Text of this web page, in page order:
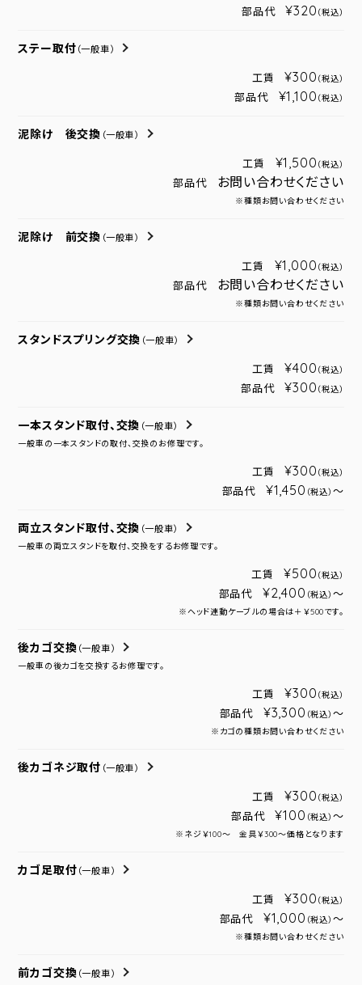
部品代 ¥320 （税込）
ステー取付 （一般車）
工賃 ¥300 （税込）
部品代 ¥1,100 （税込）
泥除け 後交換 （一般車）
工賃 ¥1,500 （税込）
部品代 お問い合わせください
※種類お問い合わせください
泥除け 前交換 （一般車）
工賃 ¥1,000 （税込）
部品代 お問い合わせください
※種類お問い合わせください
スタンドスプリング交換 （一般車）
工賃 ¥400 （税込）
部品代 ¥300 （税込）
一本スタンド取付、交換 （一般車）
一般車の一本スタンドの取付、交換のお修理です。
工賃 ¥300 （税込）
部品代 ¥1,450 （税込） ～
両立スタンド取付、交換 （一般車）
一般車の両立スタンドを取付、交換をするお修理です。
工賃 ¥500 （税込）
部品代 ¥2,400 （税込） ～
※ヘッド連動ケーブルの場合は＋￥500です。
後カゴ交換 （一般車）
一般車の後カゴを交換するお修理です。
工賃 ¥300 （税込）
部品代 ¥3,300 （税込） ～
※カゴの種類お問い合わせください
後カゴネジ取付 （一般車）
工賃 ¥300 （税込）
部品代 ¥100 （税込） ～
※ネジ￥100～ 金具￥300～価格となります
カゴ足取付 （一般車）
工賃 ¥300 （税込）
部品代 ¥1,000 （税込） ～
※種類お問い合わせください
前カゴ交換 （一般車）